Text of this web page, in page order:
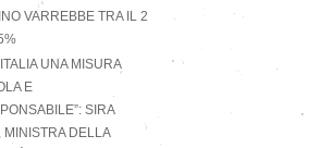
VARREBBE TRA IL 2
UNA MISURA
E
SIRA
MINISTRA DELLA